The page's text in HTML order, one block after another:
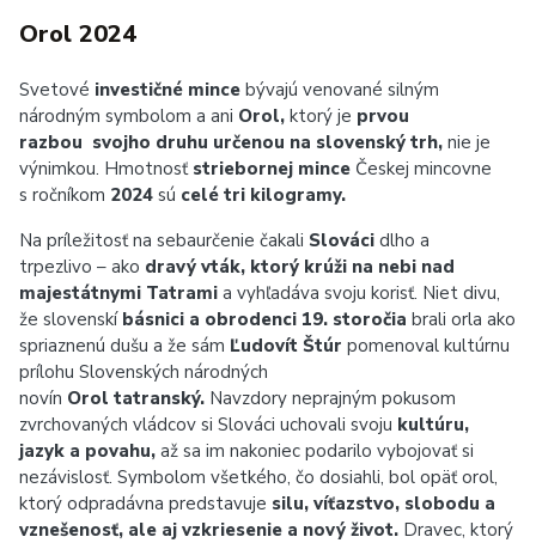
Orol 2024
Svetové investičné mince bývajú venované silným
národným symbolom a ani Orol, ktorý je prvou
razbou svojho druhu určenou na slovenský trh, nie je
výnimkou. Hmotnosť striebornej mince Českej mincovne
s ročníkom 2024 sú celé tri kilogramy.
Na príležitosť na sebaurčenie čakali Slováci dlho a
trpezlivo – ako dravý vták, ktorý krúži na nebi nad
majestátnymi Tatrami a vyhľadáva svoju korisť. Niet divu,
že slovenskí básnici a obrodenci 19. storočia brali orla ako
spriaznenú dušu a že sám Ľudovít Štúr pomenoval kultúrnu
prílohu Slovenských národných
novín Orol tatranský. Navzdory neprajným pokusom
zvrchovaných vládcov si Slováci uchovali svoju kultúru,
jazyk a povahu, až sa im nakoniec podarilo vybojovať si
nezávislosť. Symbolom všetkého, čo dosiahli, bol opäť orol,
ktorý odpradávna predstavuje silu, víťazstvo, slobodu a
vznešenosť, ale aj vzkriesenie a nový život. Dravec, ktorý